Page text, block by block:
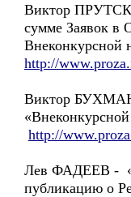
Виктор
сумме Заявок в
Внеконкурсной
http://
Виктор
http://
Лев ФАДЕЕВ -
публикацию о